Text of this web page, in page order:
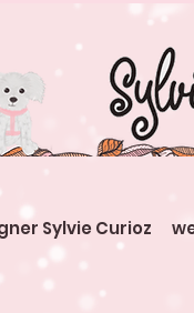
Sylvie Curioz